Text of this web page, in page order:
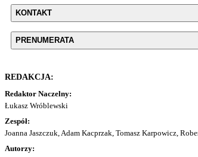
KONTAKT
PRENUMERATA
REDAKCJA:
Redaktor Naczelny:
Łukasz Wróblewski
Zespół:
Joanna Jaszczuk, Adam Kacprzak, Tomasz Karpowicz,
Autorzy: